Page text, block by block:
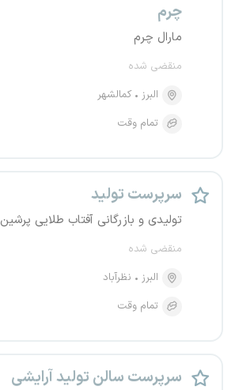
چرم
مارال چرم
منقضی شده
البرز
کمالشهر
تمام وقت
سرپرست تولید
تولیدی و بازرگانی آفتاب طلایی پرشین
منقضی شده
البرز
نظرآباد
تمام وقت
سرپرست سالن تولید آرایشی